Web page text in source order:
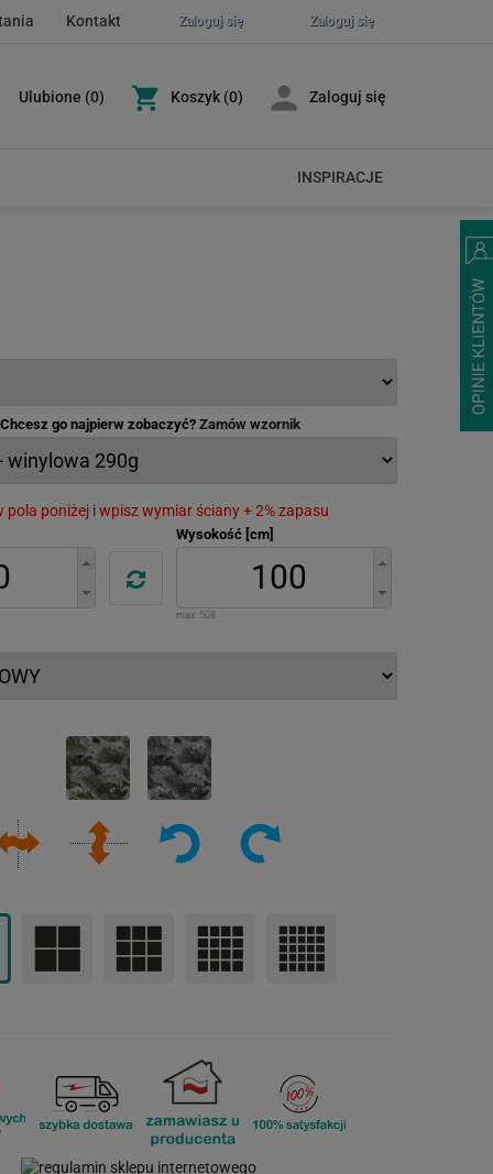
Zaloguj się
Zaloguj się
Kontakt
Ulubione (0) Koszyk (0) Zaloguj się
INSPIRACJE
go najpierw zobaczyć?Zamów wzornik
pola poniżej i wpisz wymiar ściany + 2% zapasu
Wysokość [cm]
max: 508